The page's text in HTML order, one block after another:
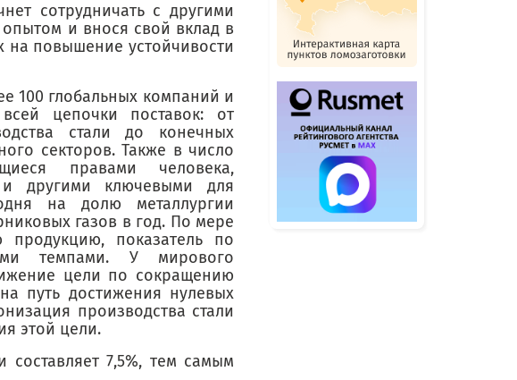
сотрудничать с другими
и внося свой вклад в
на повышение устойчивости
100 глобальных компаний и
цепочки поставок: от
стали до конечных
секторов. Также в число
правами человека,
и другими ключевыми для
на долю металлургии
газов в год. По мере
продукцию, показатель по
темпами. У мирового
цели по сокращению
путь достижения нулевых
производства стали
этой цели.
7,5%, тем самым